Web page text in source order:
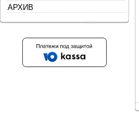
АРХИВ